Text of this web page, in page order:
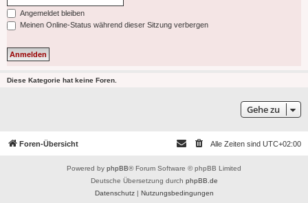
Angemeldet bleiben
Meinen Online-Status während dieser Sitzung verbergen
Diese Kategorie hat keine Foren.
Gehe zu
Foren-Übersicht Alle Zeiten sind UTC+02:00
Powered by phpBB® Forum Software © phpBB Limited
Deutsche Übersetzung durch phpBB.de
Datenschutz| Nutzungsbedingungen